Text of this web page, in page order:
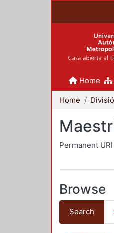
Home
Home
Permanent
Browse
Search